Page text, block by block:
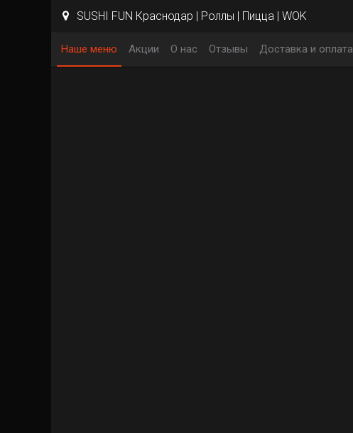
SUSHI FUN Краснодар | Роллы | Пицца | WOK
Наше меню Акции О нас Отзывы Доставка и оплата